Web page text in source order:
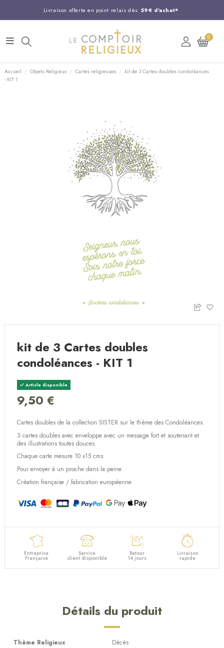
Livraison offerte en point relais dès 59€ d'achat*
Entreprise Française familiale
Support client disponible au 03 20 24 74 15
Commandez avant 14H, expédition le jour même !
0
Accueil Objets Religieux Cartes religieuses
kit de 3 Cartes doubles condoléances
- KIT 1
kit de 3 Cartes doubles
condoléances - KIT 1
Article disponible
9,50 €
Cartes doubles de la collection SISTER sur le thème des Condoléances.
3 cartes doubles avec enveloppe avec un message fort et soutenant et
des illustrations toutes douces.
Chaque carte mesure 10 x15 cms.
Pour envoyer à un proche dans la peine
Création française / fabrication européenne
Entreprise
Française
Service
client disponible
Retour
14 jours
Livraison
rapide
Détails du produit
Thème Religieux Décès